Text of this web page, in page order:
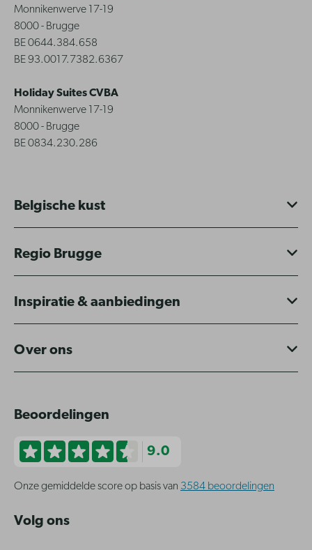
Monnikenwerve 17-19
8000 - Brugge
BE 0644.384.658
BE 93.0017.7382.6367
Holiday Suites CVBA
Monnikenwerve 17-19
8000 - Brugge
BE 0834.230.286
Belgische kust
Regio Brugge
Inspiratie & aanbiedingen
Over ons
Beoordelingen
9.0
Onze gemiddelde score op basis van 3584 beoordelingen
Volg ons